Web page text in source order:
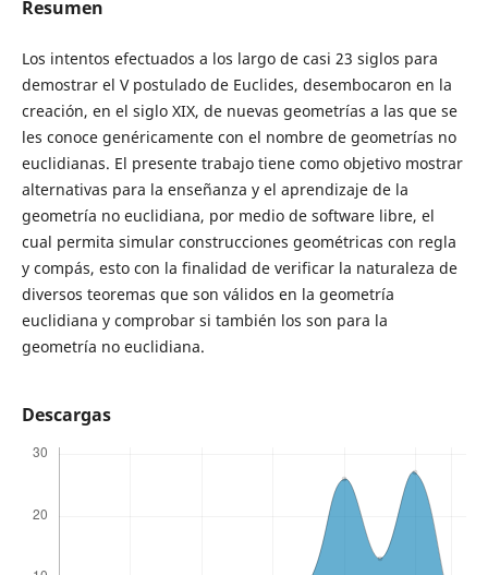
Resumen
Los intentos efectuados a los largo de casi 23 siglos para
demostrar el V postulado de Euclides, desembocaron en la
creación, en el siglo XIX, de nuevas geometrías a las que se
les conoce genéricamente con el nombre de geometrías no
euclidianas. El presente trabajo tiene como objetivo mostrar
alternativas para la enseñanza y el aprendizaje de la
geometría no euclidiana, por medio de software libre, el
cual permita simular construcciones geométricas con regla
y compás, esto con la finalidad de verificar la naturaleza de
diversos teoremas que son válidos en la geometría
euclidiana y comprobar si también los son para la
geometría no euclidiana.
Descargas